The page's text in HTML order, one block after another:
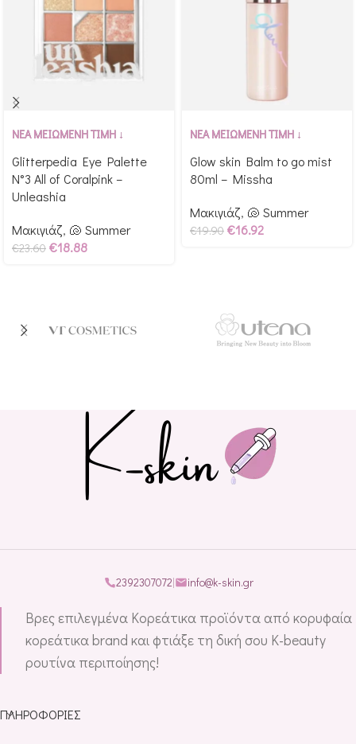
Αγόρασε & κέρδισε 236
ΝΕΑ ΜΕΙΩΜΕΝΗ ΤΙΜΗ ↓
Glitterpedia Eye Palette
N°3 All of Coralpink –
Unleashia
Μακιγιάζ, 🐚 Summer
€23.60 €18.88
Αγόρασε & κέρδισε 199
ΝΕΑ ΜΕΙΩΜΕΝΗ ΤΙΜΗ ↓
Glow skin Balm to go mist
80ml – Missha
Μακιγιάζ, 🐚 Summer
€19.90 €16.92
2392307072| info@k-skin.gr
Βρες επιλεγμένα Κορεάτικα προϊόντα από κορυφαία
κορεάτικα brand και φτιάξε τη δική σου K-beauty
ρουτίνα περιποίησης!
ΠΛΗΡΟΦΟΡΊΕΣ